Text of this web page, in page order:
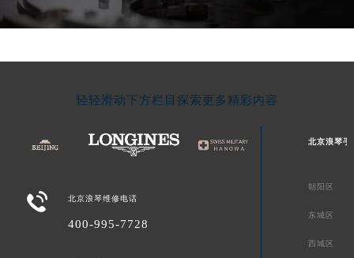
轻轻滑动下方栏目探索更多精彩内容
 北京浪琴维修电话
400-995-7728
北京浪琴手
朝阳区
东城区
西城区